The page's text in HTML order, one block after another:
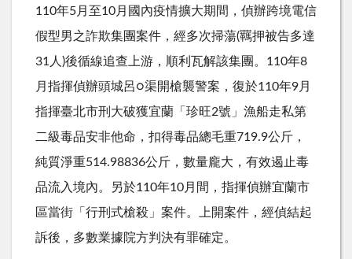
110年5月至10月國內疫情擴大期間，偵辦跨境電信
假型男之詐欺集團案件，經多次掃蕩(羈押被告多達
31人)後循線追查上游，順利瓦解該集團。110年8
月指揮偵辦頭城呂○渠開槍襲警案，復於110年9月
指揮臺北市刑大破獲宜蘭「珍旺2號」漁船走私第
二級毒品安非他命，扣得毒品總毛重719.9公斤，
純質淨重514.98836公斤，數量龐大，有效遏止毒
品流入境內。另於110年10月間，指揮偵辦宜蘭市
區當街「行刑式槍殺」案件。上開案件，經偵結起
訴後，多數業據院方判決有罪確定。